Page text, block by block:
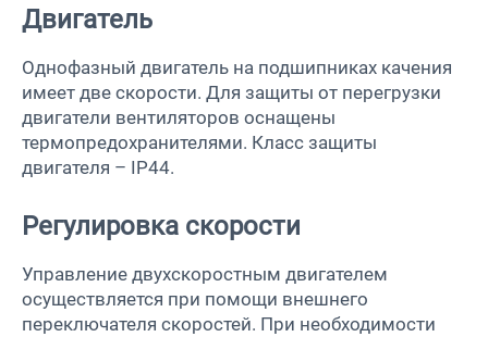
Двигатель
Однофазный двигатель на подшипниках качения
имеет две скорости. Для защиты от перегрузки
двигатели вентиляторов оснащены
термопредохранителями. Класс защиты
двигателя – IP44.
Регулировка скорости
Управление двухскоростным двигателем
осуществляется при помощи внешнего
переключателя скоростей. При необходимости